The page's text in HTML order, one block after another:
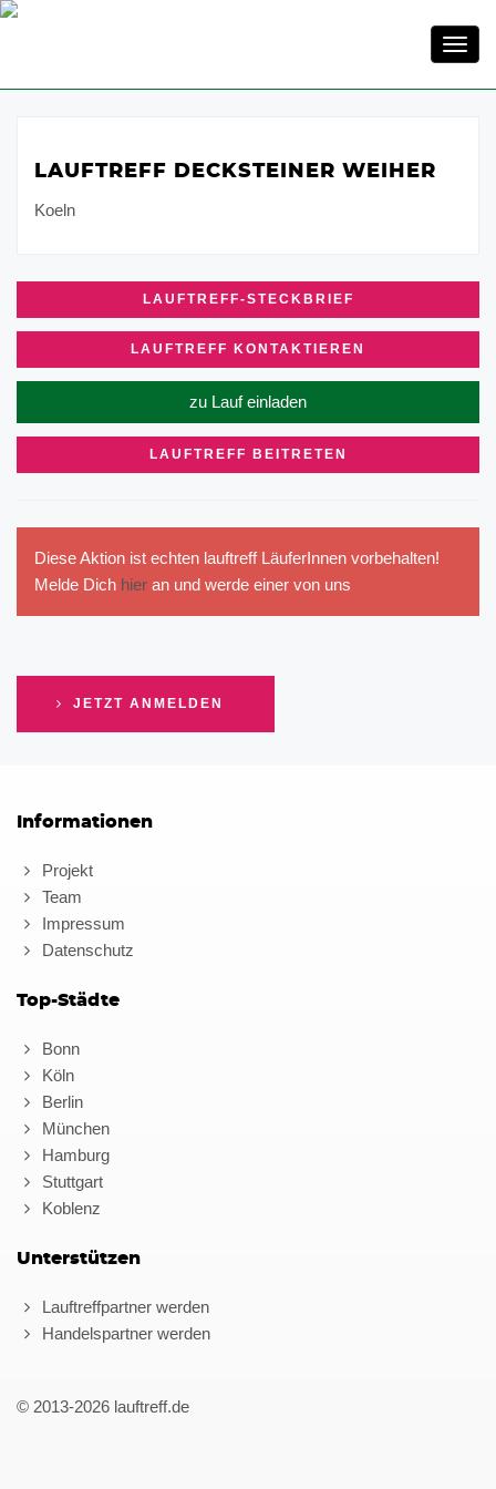
LAUFTREFF DECKSTEINER WEIHER
Koeln
LAUFTREFF-STECKBRIEF
LAUFTREFF KONTAKTIEREN
zu Lauf einladen
LAUFTREFF BEITRETEN
Diese Aktion ist echten lauftreff LäuferInnen vorbehalten!
Melde Dich hier an und werde einer von uns
JETZT ANMELDEN
Informationen
Projekt
Team
Impressum
Datenschutz
Top-Städte
Bonn
Köln
Berlin
München
Hamburg
Stuttgart
Koblenz
Unterstützen
Lauftreffpartner werden
Handelspartner werden
© 2013-2026 lauftreff.de